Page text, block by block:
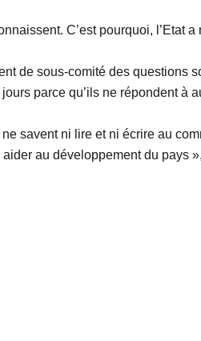
C’est pourquoi, l’Etat a
de sous-comité des questions
parce qu’ils ne répondent à
savent ni lire et ni écrire au
au développement du pays